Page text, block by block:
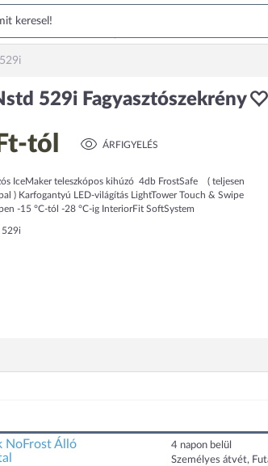
529i Fagyasztószekrény
-tól ÁRFIGYELÉS
IceMaker teleszkópos kihúzó 4db FrostSafe ( teljesen
) Karfogantyú LED-világítás LightTower Touch & Swipe
-15 °C-tól -28 °C-ig InteriorFit SoftSystem
NoFrost Álló
4 napon belül
Személyes átvét,